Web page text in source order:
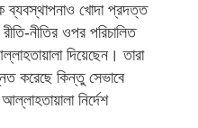
খোদা প্রদত্ত
নীতির ওপর পরিচালিত
দিয়েছেন। তারা
করেছে কিন্তু সেভাবে
নির্দেশ